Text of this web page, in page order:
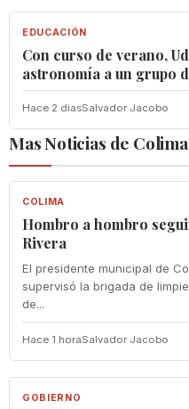
EDUCACIÓN
Con curso de verano,
astronomía a un grupo
Hace 2 diasSalvador Jacobo
Mas Noticias de Colima
COLIMA
COLIMA
Hombro a hombro
Rivera
El presidente municipal de
supervisó la brigada de
de...
Hace 1 horaSalvador Jacobo
GOBIERNO
GOBIERNO